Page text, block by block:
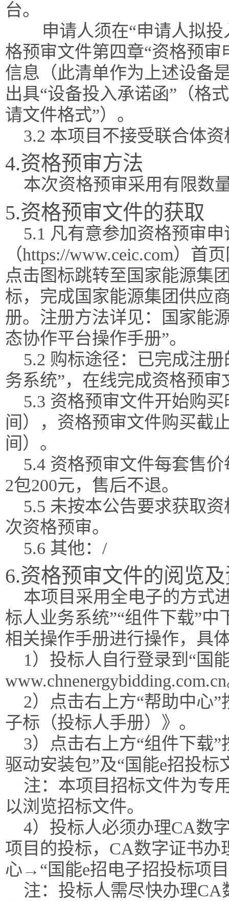
台。
申请人须在“申请人拟
格预审文件第四章“资格预
信息（此清单作为上述设备
出具“设备投入承诺函”（格
请文件格式”）。
3.2 本项目不接受联合体
4.资格预审方法
本次资格预审采用有限数
5.资格预审文件的获取
5.1 凡有意参加资格预审
（https://www.ceic.com）首
点击图标跳转至国家能源集
标，完成国家能源集团供应
册。注册方法详见：国家能
态协作平台操作手册”。
5.2 购标途径：已完成注
务系统”，在线完成资格预审
5.3 资格预审文件开始购买
间），资格预审文件购买截
间）。
5.4 资格预审文件每套售
2包200元，售后不退。
5.5 未按本公告要求获取
次资格预审。
5.6 其他：/
6.资格预审文件的阅览
本项目采用全电子的方式
标人业务系统”“组件下载”
相关操作手册进行操作，具
1）投标人自行登录到“国
2）点击右上方“帮助中心
子标（投标人手册）》。
3）点击右上方“组件下载
驱动安装包”及“国能e招投标
注：本项目招标文件为专
以浏览招标文件。
4）投标人必须办理CA数
项目的投标，CA数字证书
心→“国能e招电子招投标项
注：投标人需尽快办理